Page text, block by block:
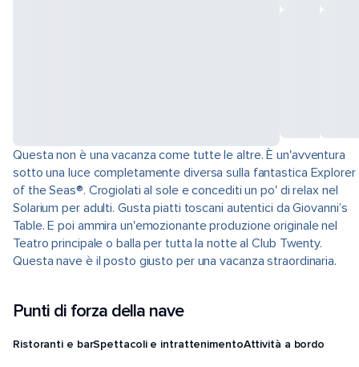
Questa non è una vacanza come tutte le altre. È un'avventura
sotto una luce completamente diversa sulla fantastica Explorer
of the Seas®. Crogiolati al sole e concediti un po' di relax nel
Solarium per adulti. Gusta piatti toscani autentici da Giovanni’s
Table. E poi ammira un'emozionante produzione originale nel
Teatro principale o balla per tutta la notte al Club Twenty.
Questa nave è il posto giusto per una vacanza straordinaria.
Punti di forza della nave
Ristoranti e barSpettacoli e intrattenimentoAttività a bordo